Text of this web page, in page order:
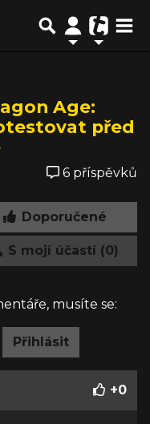
Age:
před
6 příspěvků
Doporučené
S mojí účastí (0)
musíte se:
Přihlásit
+0